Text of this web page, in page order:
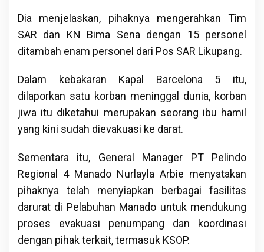
Dia menjelaskan, pihaknya mengerahkan Tim
SAR dan KN Bima Sena dengan 15 personel
ditambah enam personel dari Pos SAR Likupang.
Dalam kebakaran Kapal Barcelona 5 itu,
dilaporkan satu korban meninggal dunia, korban
jiwa itu diketahui merupakan seorang ibu hamil
yang kini sudah dievakuasi ke darat.
Sementara itu, General Manager PT Pelindo
Regional 4 Manado Nurlayla Arbie menyatakan
pihaknya telah menyiapkan berbagai fasilitas
darurat di Pelabuhan Manado untuk mendukung
proses evakuasi penumpang dan koordinasi
dengan pihak terkait, termasuk KSOP.